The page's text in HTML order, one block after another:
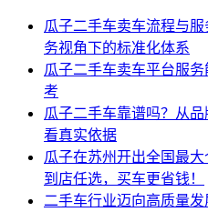
瓜子二手车卖车流程与
务视角下的标准化体系
瓜子二手车卖车平台服
考
瓜子二手车靠谱吗？从
看真实依据
瓜子在苏州开出全国最
到店任选，买车更省钱！
二手车行业迈向高质量